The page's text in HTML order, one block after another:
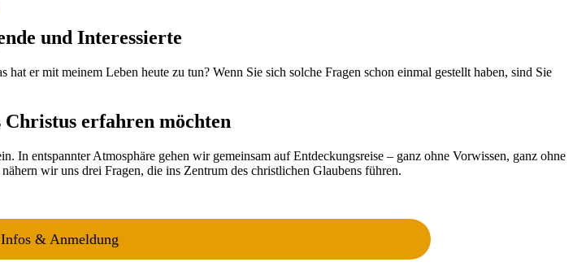
und Interessierte
er mit meinem Leben heute zu tun? Wenn Sie sich solche Fragen schon einmal gestellt haben, sind Sie
erfahren möchten
entspannter Atmosphäre gehen wir gemeinsam auf Entdeckungsreise – ganz ohne Vorwissen, ganz ohne
wir uns drei Fragen, die ins Zentrum des christlichen Glaubens führen.
& Anmeldung